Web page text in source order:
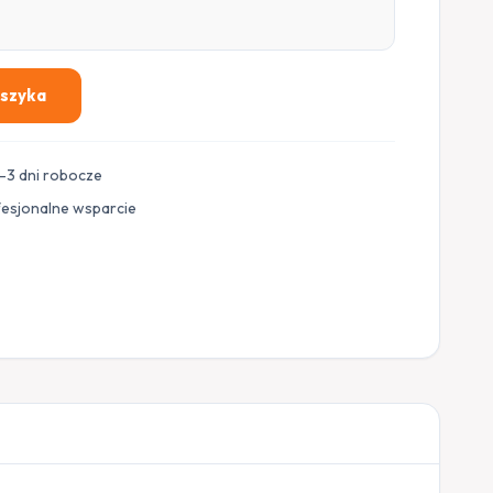
dni robocze
wsparcie